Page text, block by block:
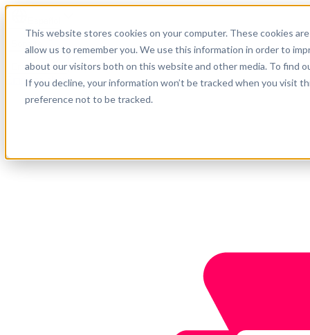
This website stores cookies on your computer. These cookies
allow us to remember you. We use this information in order to
about our visitors both on this website and other media. To find
If you decline, your information won’t be tracked when you visit
preference not to be tracked.
Soporte
Empresa
Empieza ahora